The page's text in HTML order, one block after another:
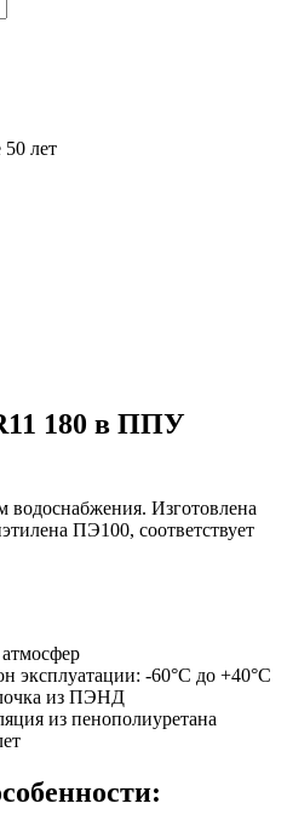
лет
180 в ППУ
водоснабжения. Изготовлена
ПЭ100, соответствует
эксплуатации: -60°С до +40°С
из ПЭНД
из пенополиуретана